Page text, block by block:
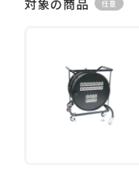
対象の商品